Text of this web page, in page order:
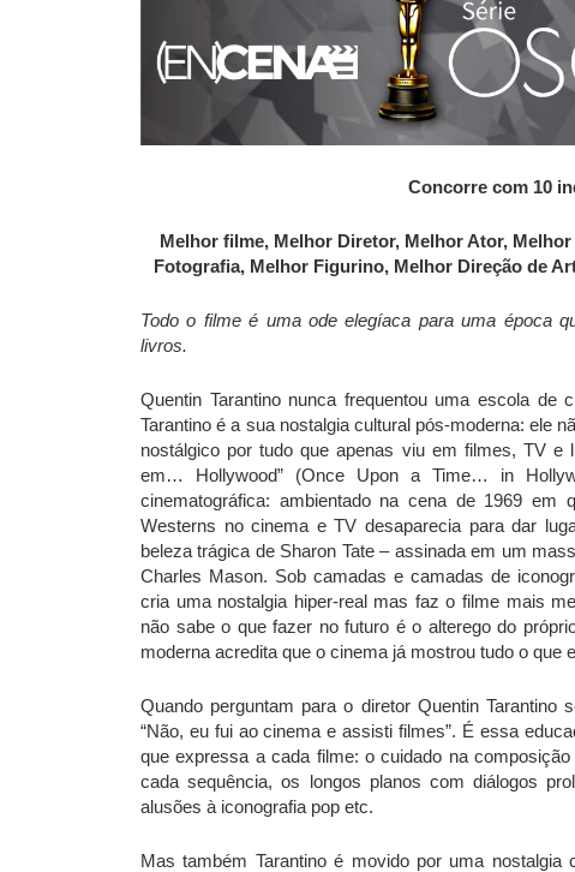
Concorre com 10
Melhor filme, Melhor Diretor, Melhor Ator,
Fotografia, Melhor Figurino, Melhor Direção de
Todo o filme é uma ode elegíaca para uma época
livros.
Quentin Tarantino nunca frequentou uma escola
Tarantino é a sua nostalgia cultural pós-moderna: ele
nostálgico por tudo que apenas viu em filmes, TV e
em… Hollywood” (Once Upon a Time… in
cinematográfica: ambientado na cena de 1969 em
Westerns no cinema e TV desaparecia para dar
beleza trágica de Sharon Tate – assinada em um
Charles Mason. Sob camadas e camadas de
cria uma nostalgia hiper-real mas faz o filme mais
não sabe o que fazer no futuro é o alterego do
moderna acredita que o cinema já mostrou tudo o que
Quando perguntam para o diretor Quentin
“Não, eu fui ao cinema e assisti filmes”. É essa
que expressa a cada filme: o cuidado na
cada sequência, os longos planos com diálogos
alusões à iconografia pop etc.
Mas também Tarantino é movido por uma